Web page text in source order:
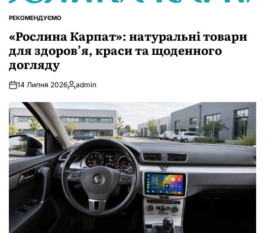
ОПУБЛІКУВАТИ
РЕКОМЕНДУЄМО
«Рослина Карпат»: натуральні товари
для здоров’я, краси та щоденного
догляду
14 Липня 2026Опубліковано
admin